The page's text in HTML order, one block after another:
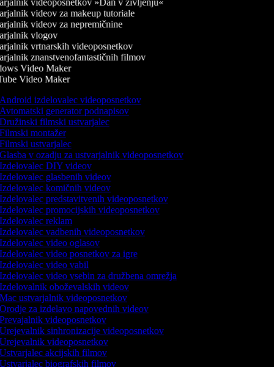
videoposnetkov »Dan v življenju«
videov za makeup tutoriale
videov za nepremičnine
vlogov
vrtnarskih videoposnetkov
znanstvenofantastičnih filmov
Video Maker
Video Maker
izdelovalec videoposnetkov
generator podnapisov
filmski ustvarjalec
montažer
ustvarjalec
v ozadju za ustvarjalnik videoposnetkov
DIY videov
glasbenih videov
komičnih videov
predstavitvenih videoposnetkov
promocijskih videoposnetkov
reklam
vadbenih videoposnetkov
video oglasov
video posnetkov za igre
video vabil
video vsebin za družbena omrežja
oboževalskih videov
ustvarjalnik videoposnetkov
za izdelavo napovednih videov
videoposnetkov
sinhronizacije videoposnetkov
videoposnetkov
akcijskih filmov
biografskih filmov